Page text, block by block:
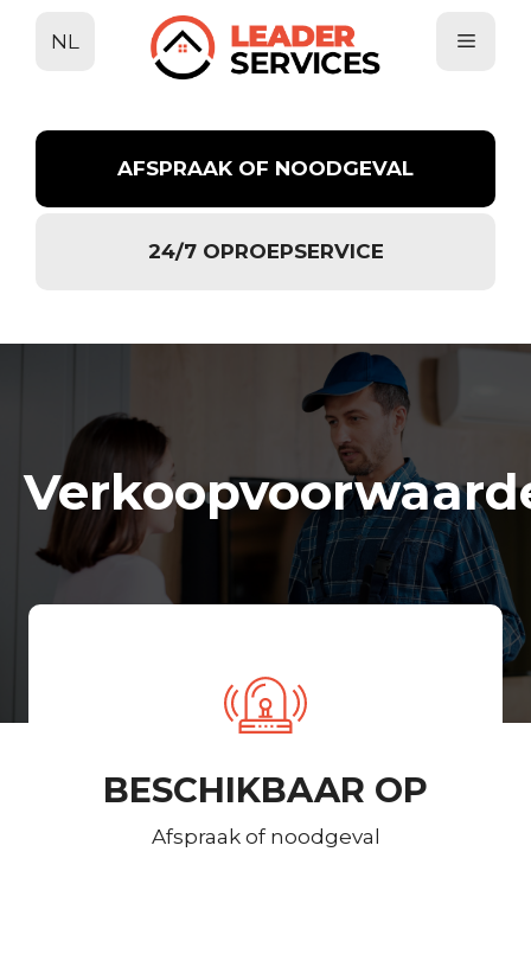
NL
AFSPRAAK OF NOODGEVAL
24/7 OPROEPSERVICE
BESCHIKBAAR OP
Afspraak of noodgeval